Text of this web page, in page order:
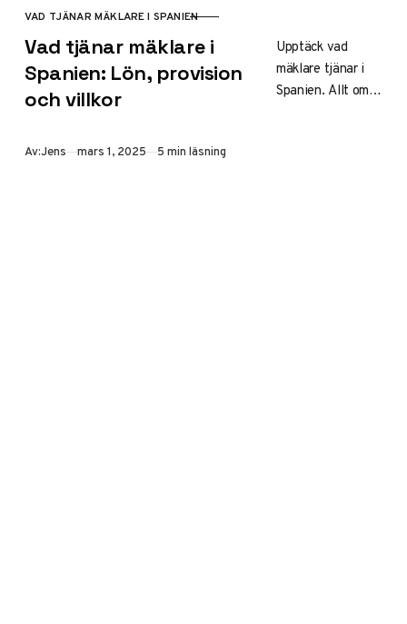
KATEGORI
VAD TJÄNAR MÄKLARE I SPANIEN
Vad tjänar mäklare i
Spanien: Lön, provision
och villkor
Upptäck vad
mäklare tjänar i
Spanien. Allt om
Av:Jens Publicerad
mars 1, 2025 5 min läsning